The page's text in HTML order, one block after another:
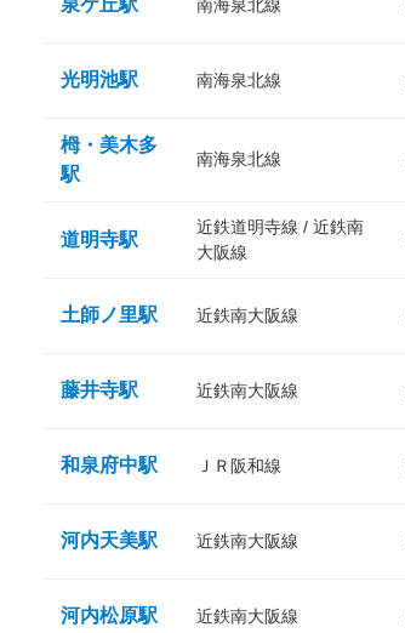
泉ケ丘駅 南海泉北線
光明池駅 南海泉北線
栂・美木多
駅
南海泉北線
道明寺駅
近鉄道明寺線 / 近鉄南
大阪線
土師ノ里駅 近鉄南大阪線
藤井寺駅 近鉄南大阪線
和泉府中駅 ＪＲ阪和線
河内天美駅 近鉄南大阪線
河内松原駅 近鉄南大阪線